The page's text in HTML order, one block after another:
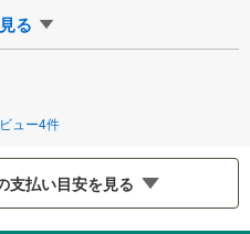
る
ュー4件
支払い目安を見る